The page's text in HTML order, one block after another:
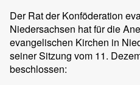
Der Rat der Konföderation
Niedersachsen hat für die
evangelischen Kirchen in
seiner Sitzung vom 11.
beschlossen: